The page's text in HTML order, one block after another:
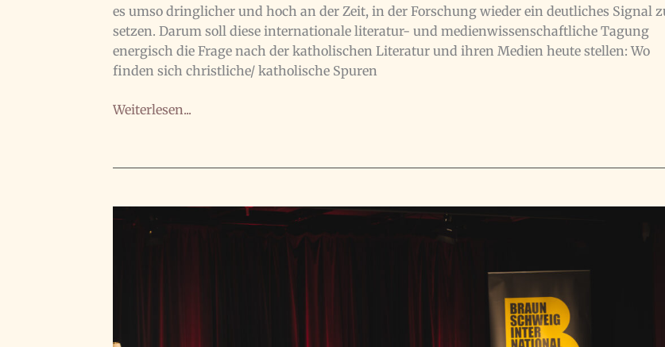
es umso dringlicher und hoch an der Zeit, in der Forschung wieder ein deutliches Signal
setzen. Darum soll diese internationale literatur- und medienwissenschaftliche Tagung
energisch die Frage nach der katholischen Literatur und ihren Medien heute stellen: Wo
finden sich christliche/ katholische Spuren
Vortrag
katholischen
Bayerns
Weiterlesen...